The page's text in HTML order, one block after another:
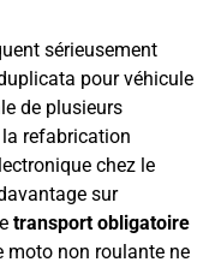
sérieusement
pour véhicule
de plusieurs
refabrication
chez le
sur
transport obligatoire
moto non roulante ne